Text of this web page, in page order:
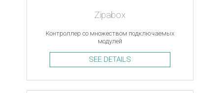
Zipabox
Контроллер со множеством подключаемых
модулей
SEE DETAILS